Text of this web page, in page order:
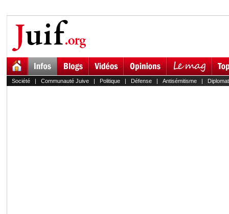
Société| Communauté Juive| Politique| Défense| Antisémitisme|